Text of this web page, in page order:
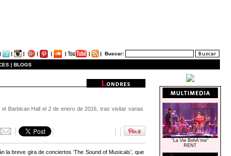
| | | | | | | | Buscar:
| BLOGS
Barbican Hall el 2 de enero de 2016, tras visitar varias
breve gira de conciertos ‘The Sound of Musicals’, que
"La Vie BohÃ¨me"
RENT